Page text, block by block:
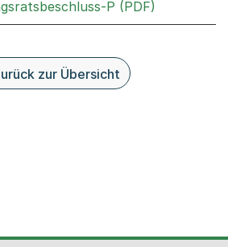
P (PDF)
zur Übersicht